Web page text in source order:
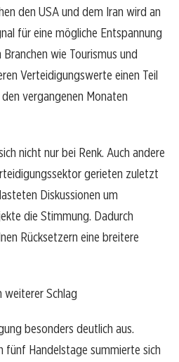
den USA und dem Iran wird an
für eine mögliche Entspannung
wie Tourismus und
Verteidigungswerte einen Teil
vergangenen Monaten
nicht nur bei Renk. Auch andere
gerieten zuletzt
Diskussionen um
die Stimmung. Dadurch
Rücksetzern eine breitere
weiterer Schlag
besonders deutlich aus.
fünf Handelstage summierte sich